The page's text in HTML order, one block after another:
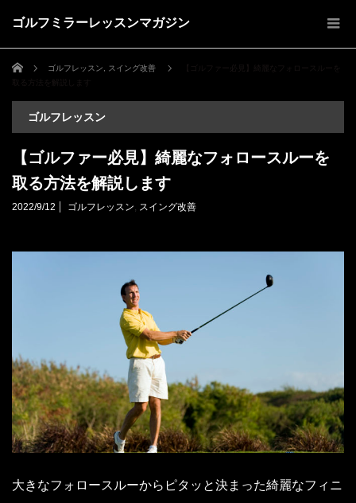
ゴルフミラーレッスンマガジン
ホーム ゴルフレッスン スイング改善
ゴルフレッスン
【ゴルファー必見】綺麗なフォロースルーを
取る方法を解説します
2022/9/12 ゴルフレッスン, スイング改善
大きなフォロースルーからピタッと決まった綺麗なフィニ